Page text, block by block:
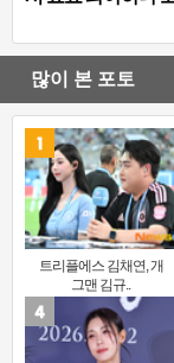
많이 본 포토
트리플에스 김채연, 개
그맨 김규..